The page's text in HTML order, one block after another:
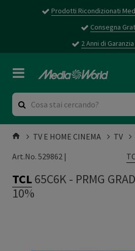
Prodotti Ricondizionati
Consegna
2 Anni di
TV E HOME CINEMA TV
Art.No. 529862 |
TCL65C6K- PRMG
10%